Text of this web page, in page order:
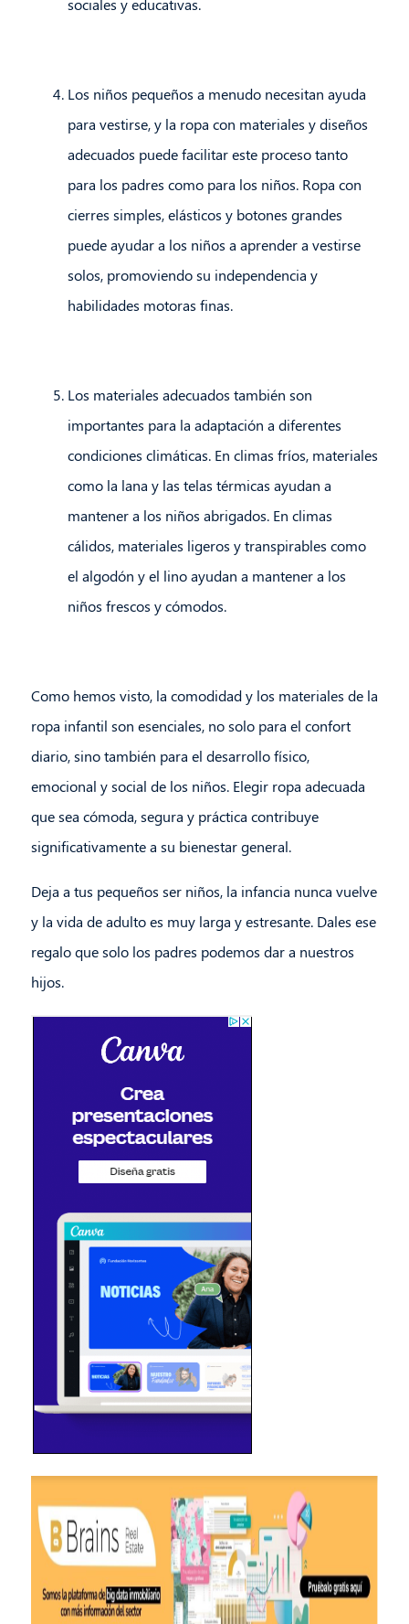
sociales y educativas.
Los niños pequeños a menudo necesitan ayuda
para vestirse, y la ropa con materiales y diseños
adecuados puede facilitar este proceso tanto
para los padres como para los niños. Ropa con
cierres simples, elásticos y botones grandes
puede ayudar a los niños a aprender a vestirse
solos, promoviendo su independencia y
habilidades motoras finas.
Los materiales adecuados también son
importantes para la adaptación a diferentes
condiciones climáticas. En climas fríos, materiales
como la lana y las telas térmicas ayudan a
mantener a los niños abrigados. En climas
cálidos, materiales ligeros y transpirables como
el algodón y el lino ayudan a mantener a los
niños frescos y cómodos.
Como hemos visto, la comodidad y los materiales de la
ropa infantil son esenciales, no solo para el confort
diario, sino también para el desarrollo físico,
emocional y social de los niños. Elegir ropa adecuada
que sea cómoda, segura y práctica contribuye
significativamente a su bienestar general.
Deja a tus pequeños ser niños, la infancia nunca vuelve
y la vida de adulto es muy larga y estresante. Dales ese
regalo que solo los padres podemos dar a nuestros
hijos.